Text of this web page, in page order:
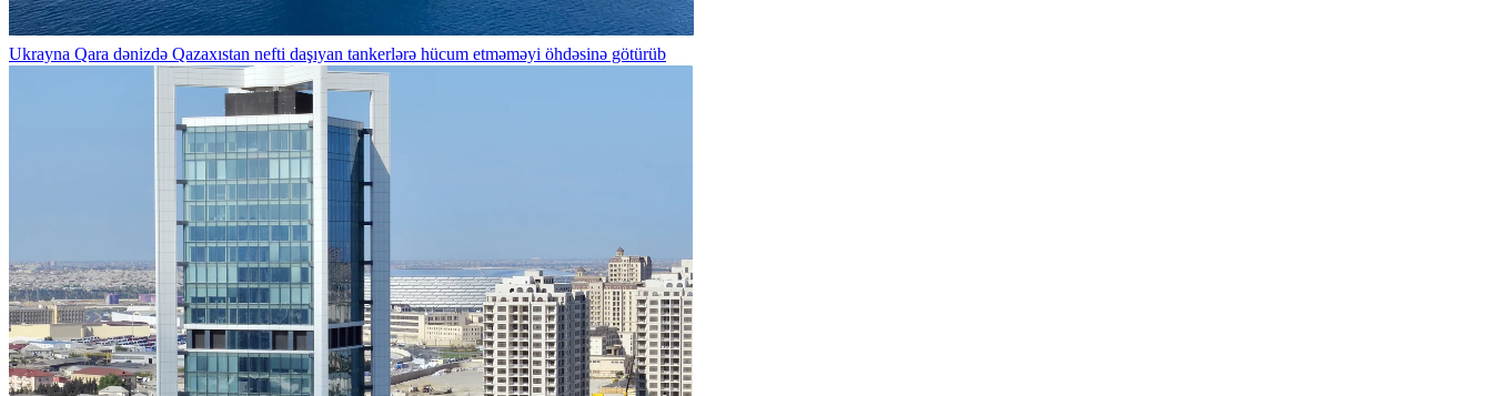
Ukrayna Qara dənizdə Qazaxıstan nefti daşıyan tankerlərə hücum etməməyi öhdəsinə götürüb